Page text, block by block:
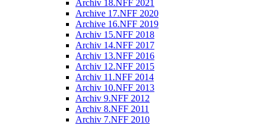
Archiv 18.NFF 2021
Archive 17.NFF 2020
Archive 16.NFF 2019
Archiv 15.NFF 2018
Archiv 14.NFF 2017
Archiv 13.NFF 2016
Archiv 12.NFF 2015
Archiv 11.NFF 2014
Archiv 10.NFF 2013
Archiv 9.NFF 2012
Archiv 8.NFF 2011
Archiv 7.NFF 2010